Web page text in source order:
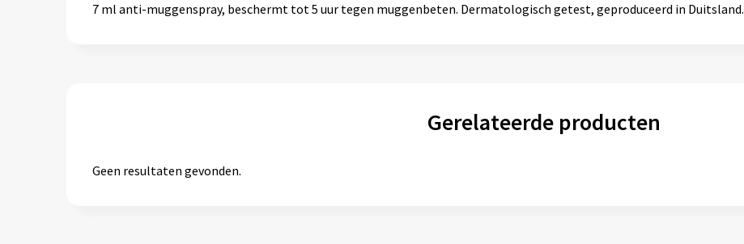
7 ml anti-muggenspray, beschermt tot 5 uur tegen muggenbeten. Dermatologisch getest, geproduceerd in Duitsland.
Gerelateerde producten
Geen resultaten gevonden.